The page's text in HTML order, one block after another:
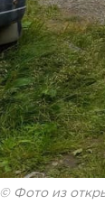
© Фото из